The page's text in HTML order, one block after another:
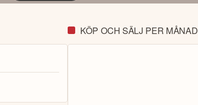
KÖP OCH SÄLJ PER MÅNAD